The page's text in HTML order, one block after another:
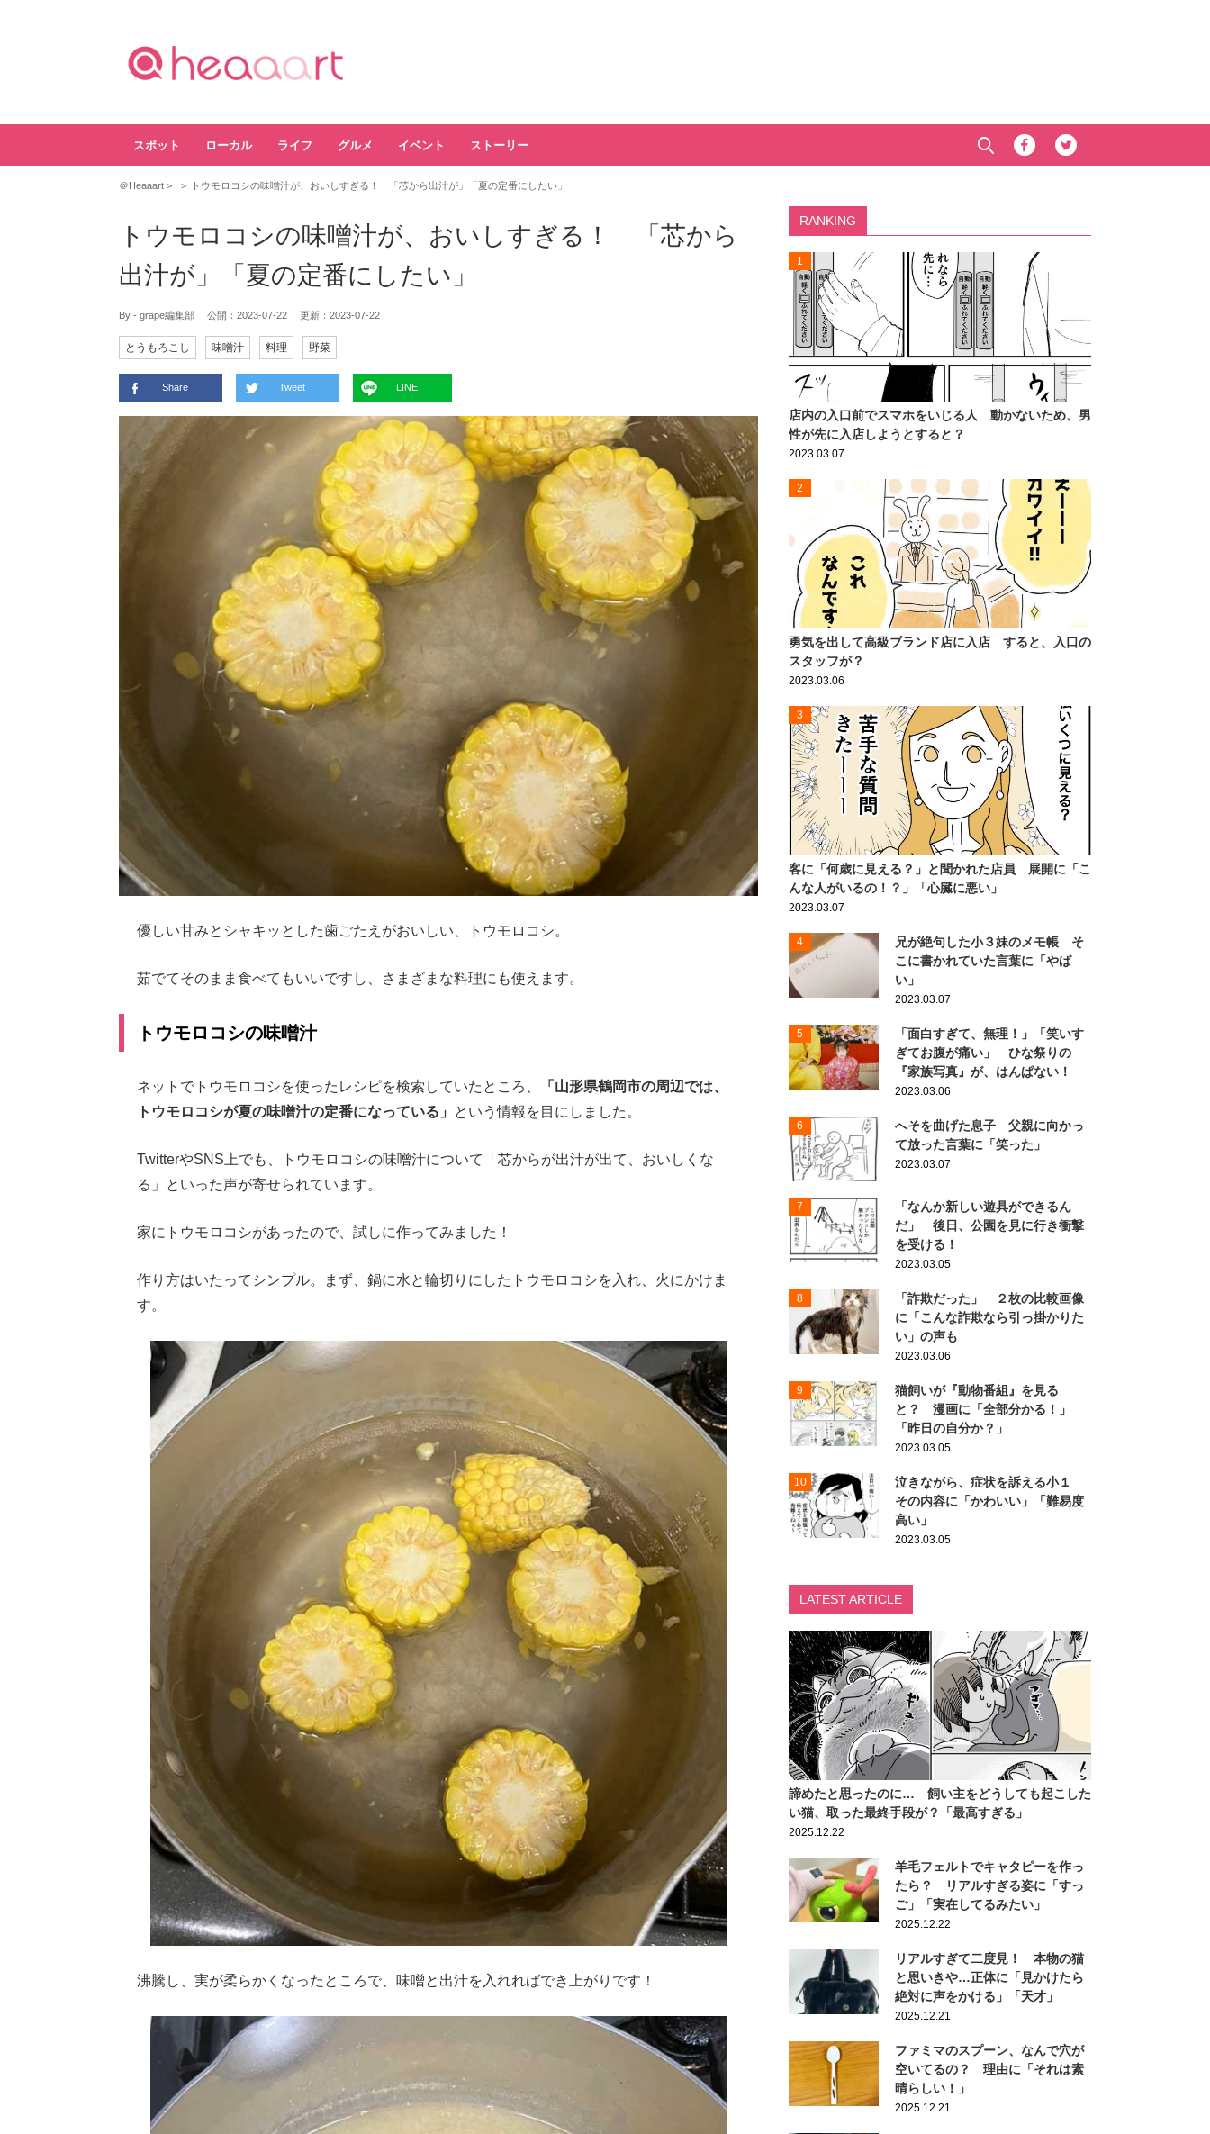
スポット ローカル ライフ グルメ イベント ストーリー
＠Heaaart トウモロコシの味噌汁が、おいしすぎる！ 「芯から出汁が」「夏の定番にしたい」
トウモロコシの味噌汁が、おいしすぎる！ 「芯から
出汁が」「夏の定番にしたい」
By - grape編集部 公開： 2023-07-22 更新： 2023-07-22
とうもろこし 味噌汁 料理 野菜
Share Tweet LINE
優しい甘みとシャキッとした歯ごたえがおいしい、トウモロコシ。
茹でてそのまま食べてもいいですし、さまざまな料理にも使えます。
トウモロコシの味噌汁
ネットでトウモロコシを使ったレシピを検索していたところ、
「山形県鶴岡市の周辺では、
トウモロコシが夏の味噌汁の定番になっている」
という情報を目にしました。
TwitterやSNS上でも、トウモロコシの味噌汁について「芯からが出汁が出て、おいしくな
る」といった声が寄せられています。
家にトウモロコシがあったので、試しに作ってみました！
作り方はいたってシンプル。まず、鍋に水と輪切りにしたトウモロコシを入れ、火にかけま
す。
沸騰し、実が柔らかくなったところで、味噌と出汁を入れればでき上がりです！
RANKING
1
店内の入口前でスマホをいじる人 動かないため、男
性が先に入店しようとすると？
2023.03.07
2
勇気を出して高級ブランド店に入店 すると、入口の
スタッフが？
2023.03.06
3
客に「何歳に見える？」と聞かれた店員 展開に「こ
んな人がいるの！？」「心臓に悪い」
2023.03.07
4
兄が絶句した小３妹のメモ帳 そ
こに書かれていた言葉に「やば
い」
2023.03.07
5
「面白すぎて、無理！」「笑いす
ぎてお腹が痛い」 ひな祭りの
『家族写真』が、はんぱない！
2023.03.06
6
へそを曲げた息子 父親に向かっ
て放った言葉に「笑った」
2023.03.07
7
「なんか新しい遊具ができるん
だ」 後日、公園を見に行き衝撃
を受ける！
2023.03.05
8
「詐欺だった」 ２枚の比較画像
に「こんな詐欺なら引っ掛かりた
い」の声も
2023.03.06
9
猫飼いが『動物番組』を見る
と？ 漫画に「全部分かる！」
「昨日の自分か？」
2023.03.05
10
泣きながら、症状を訴える小１
その内容に「かわいい」「難易度
高い」
2023.03.05
LATEST ARTICLE
諦めたと思ったのに… 飼い主をどうしても起こした
い猫、取った最終手段が？「最高すぎる」
2025.12.22
羊毛フェルトでキャタピーを作っ
たら？ リアルすぎる姿に「すっ
ご」「実在してるみたい」
2025.12.22
リアルすぎて二度見！ 本物の猫
と思いきや…正体に「見かけたら
絶対に声をかける」「天才」
2025.12.21
ファミマのスプーン、なんで穴が
空いてるの？ 理由に「それは素
晴らしい！」
2025.12.21